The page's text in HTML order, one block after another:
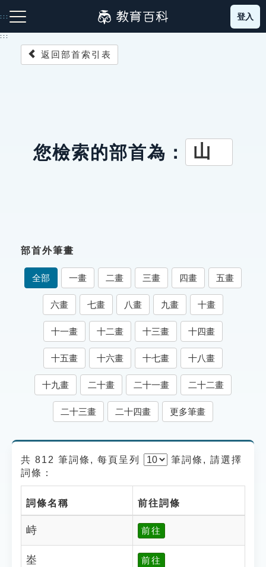
到
主
:::
成語故事
索引選單
知識索引
單字索引
生命大百科索引
遊戲專區
貓頭鷹博士
登入
:::
返回部首索引表
您檢索的部首為： 山
部首外筆畫
全部 一畫 二畫 三畫 四畫 五畫
六畫 七畫 八畫 九畫 十畫
十一畫 十二畫 十三畫 十四畫
十五畫 十六畫 十七畫 十八畫
十九畫 二十畫 二十一畫 二十二畫
二十三畫 二十四畫 更多筆畫
共 812 筆詞條, 每頁呈列 筆詞條, 請選擇
詞條：
詞條名稱 前往詞條
峙 前往
峚 前往